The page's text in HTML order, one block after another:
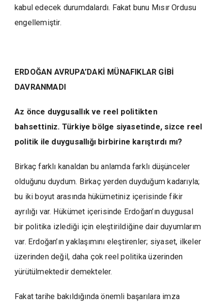
kabul edecek durumdalardı. Fakat bunu Mısır Ordusu
engellemiştir.
ERDOĞAN AVRUPA’DAKİ MÜNAFIKLAR GİBİ
DAVRANMADI
Az önce duygusallık ve reel politikten
bahsettiniz. Türkiye bölge siyasetinde, sizce reel
politik ile duygusallığı birbirine karıştırdı mı?
Birkaç farklı kanaldan bu anlamda farklı düşünceler
olduğunu duydum. Birkaç yerden duyduğum kadarıyla;
bu iki boyut arasında hükümetiniz içerisinde fikir
ayrılığı var. Hükümet içerisinde Erdoğan’ın duygusal
bir politika izlediği için eleştirildiğine dair duyumlarım
var. Erdoğan’ın yaklaşımını eleştirenler; siyaset, ilkeler
üzerinden değil, daha çok reel politika üzerinden
yürütülmektedir demekteler.
Fakat tarihe bakıldığında önemli başarılara imza